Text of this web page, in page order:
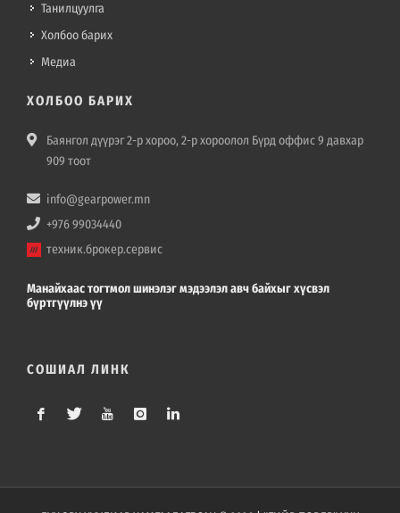
Танилцуулга
Холбоо барих
Медиа
ХОЛБОО БАРИХ
Баянгол дүүрэг 2-р хороо, 2-р хороолол Бүрд оффис 9 давхар
909 тоот
info@gearpower.mn
+976 99034440
техник.брокер.сервис
Манайхаас тогтмол шинэлэг мэдээлэл авч байхыг хүсвэл
бүртгүүлнэ үү
СОШИАЛ ЛИНК